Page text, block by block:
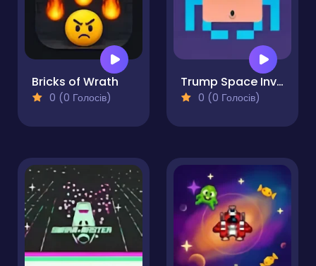
Bricks of Wrath
0 (0 Голосів)
Trump Space Invaders
0 (0 Голосів)